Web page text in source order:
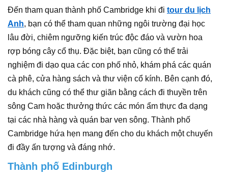
Đến tham quan thành phố Cambridge khi đi tour du lịch
Anh, bạn có thể tham quan những ngôi trường đại học
lâu đời, chiêm ngưỡng kiến trúc độc đáo và vườn hoa
rợp bóng cây cổ thụ. Đặc biệt, bạn cũng có thể trải
nghiệm đi dạo qua các con phố nhỏ, khám phá các quán
cà phê, cửa hàng sách và thư viện cổ kính. Bên cạnh đó,
du khách cũng có thể thư giãn bằng cách đi thuyền trên
sông Cam hoặc thưởng thức các món ẩm thực đa dạng
tại các nhà hàng và quán bar ven sông. Thành phố
Cambridge hứa hẹn mang đến cho du khách một chuyến
đi đầy ấn tượng và đáng nhớ.
Thành phố Edinburgh